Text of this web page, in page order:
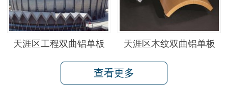
天涯区工程双曲铝单板 天涯区木纹双曲铝单板
查看更多